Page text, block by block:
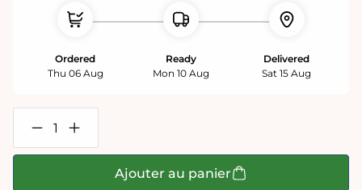
Ordered
Thu 06 Aug
Ready
Mon 10 Aug
Delivered
Sat 15 Aug
Réduire
la
quantité
Augmenter
la
quantité
Ajouter au panier